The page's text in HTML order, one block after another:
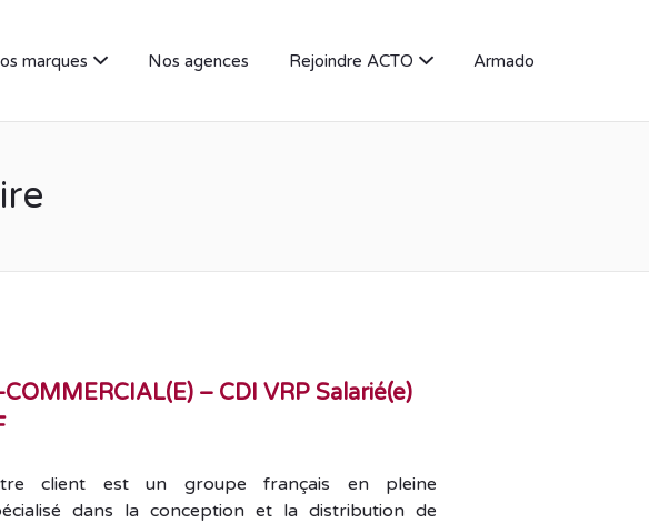
marques Nos agences Rejoindre ACTO Armado
– CDI VRP Salarié(e)
client est un groupe français en pleine
dans la conception et la distribution de